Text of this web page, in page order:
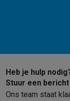
Heb je hulp
Stuur een
Ons team staat